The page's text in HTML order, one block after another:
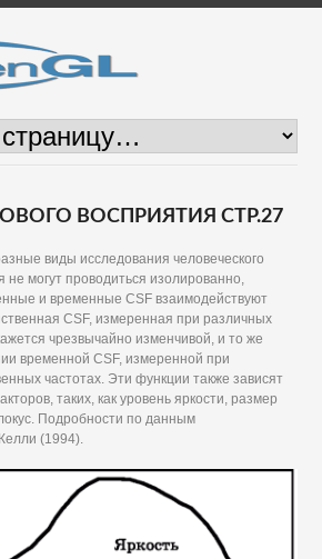
ВОСПРИЯТИЯ СТР.27
виды исследования человеческого
не могут проводиться изолированно,
и временные CSF взаимодействуют
CSF, измеренная при различных
чрезвычайно изменчивой, и то же
временной CSF, измеренной при
частотах. Эти функции также зависят
таких, как уровень яркости, размер
Подробности по данным
(1994).